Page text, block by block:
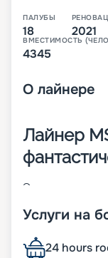
ПАЛУБЫ
18 2021
ВМЕСТИМОСТЬ
4345
О лайнере
Лайнер
Это третье
компании. Оно
каютах разных
Услуги на
24 hours